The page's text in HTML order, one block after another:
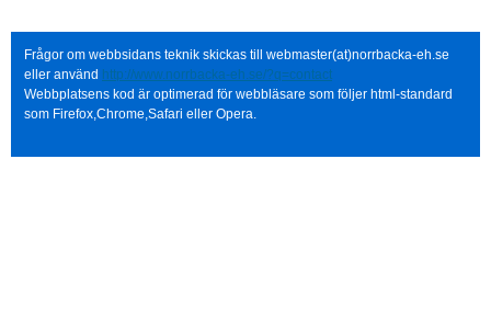
Frågor om webbsidans teknik skickas till webmaster(at)norrbacka-eh.se
eller använd http://www.norrbacka-eh.se/?q=contact
Webbplatsens kod är optimerad för webbläsare som följer html-standard
som Firefox,Chrome,Safari eller Opera.